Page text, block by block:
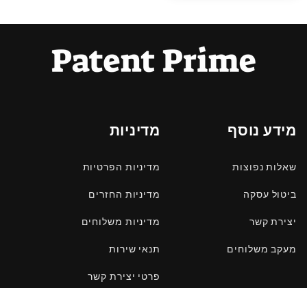
מידע נוסף
שאלות נפוצות
ביטול עסקה
יצירת קשר
מעקב משלוחים
מדיניות
מדיניות הפרטיות
מדיניות החזרים
מדיניות משלוחים
תנאי שירות
פרטי יצירת קשר